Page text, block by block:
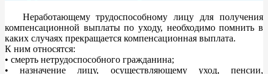
Неработающему трудоспособному лицу для получения
компенсационной выплаты по уходу, необходимо помнить в
каких случаях прекращается компенсационная выплата.
К ним относятся:
• смерть нетрудоспособного гражданина;
• назначение лицу, осуществляющему уход, пенсии,